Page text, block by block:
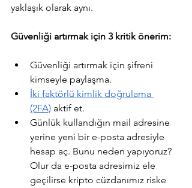
yaklaşık olarak aynı.
Güvenliği artırmak için 3 kritik önerim:
Güvenliği artırmak için şifreni
kimseyle paylaşma.
İki faktörlü kimlik doğrulama
(2FA) aktif et.
Günlük kullandığın mail adresine
yerine yeni bir e-posta adresiyle
hesap aç. Bunu neden yapıyoruz?
Olur da e-posta adresimiz ele
geçilirse kripto cüzdanımız riske